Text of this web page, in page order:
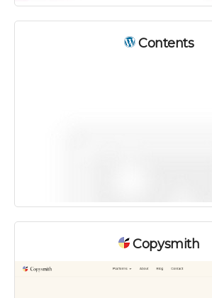
Contents
Copysmith